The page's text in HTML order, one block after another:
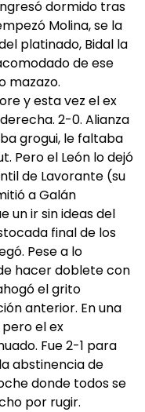
dormido tras
Molina, se la
platinado, Bidal la
de ese
mazazo.
y esta vez el ex
2-0. Alianza
grogui, le faltaba
Pero el León lo dejó
de Lavorante (su
a Galán
un ir sin ideas del
final de los
Pese a lo
hacer doblete con
el grito
anterior. En una
el ex
Fue 2-1 para
abstinencia de
donde todos se
por rugir.